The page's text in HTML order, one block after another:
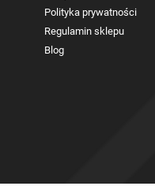
Polityka prywatności
Regulamin sklepu
Blog